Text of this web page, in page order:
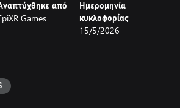
fresh and exhilarating!
Zumba World – The Monster
you to master marble matching
από
Games
Ημερομηνία
κυκλοφορίας
15/5/2026